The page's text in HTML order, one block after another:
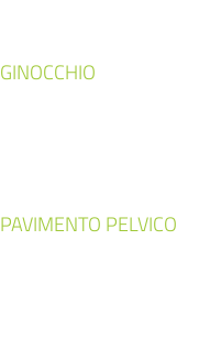
GINOCCHIO
PAVIMENTO PELVICO